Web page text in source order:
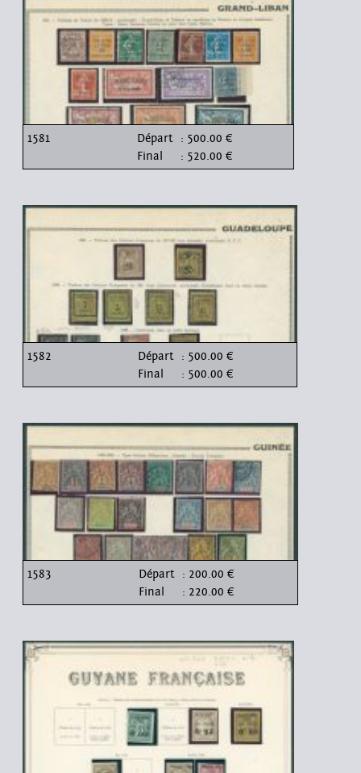
1581 Départ : 500.00 €
Final
: 520.00 €
1582 Départ : 500.00 €
Final
: 500.00 €
1583 Départ : 200.00 €
Final
: 220.00 €